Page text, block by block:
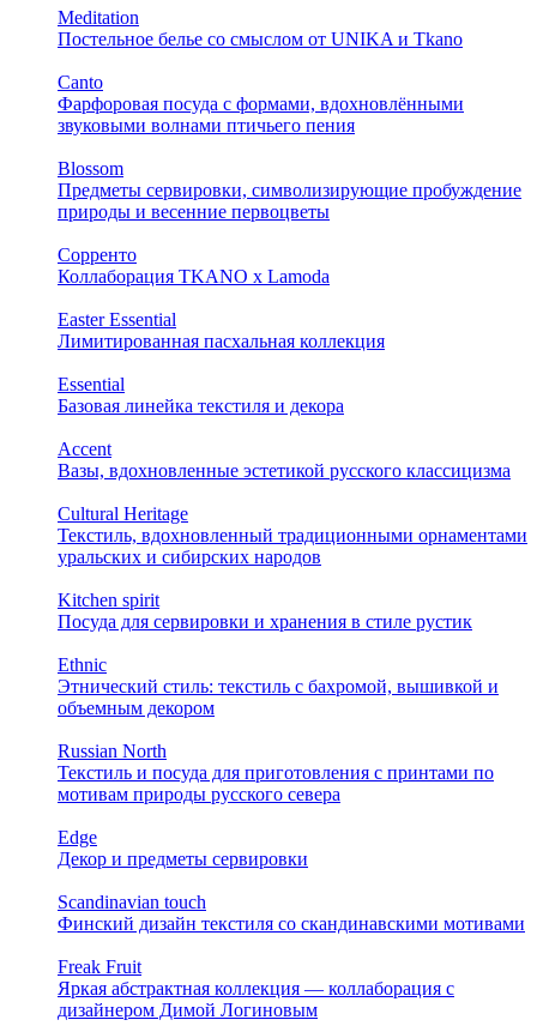
Meditation
Постельное белье со смыслом от UNIKA и Tkano
Canto
Фарфоровая посуда с формами, вдохновлёнными
звуковыми волнами птичьего пения
Blossom
Предметы сервировки, символизирующие пробуждение
природы и весенние первоцветы
Сорренто
Коллаборация TKANO х Lamoda
Easter Essential
Лимитированная пасхальная коллекция
Essential
Базовая линейка текстиля и декора
Accent
Вазы, вдохновленные эстетикой русского классицизма
Cultural Heritage
Текстиль, вдохновленный традиционными орнаментами
уральских и сибирских народов
Kitchen spirit
Посуда для сервировки и хранения в стиле рустик
Ethnic
Этнический стиль: текстиль с бахромой, вышивкой и
объемным декором
Russian North
Текстиль и посуда для приготовления с принтами по
мотивам природы русского севера
Edge
Декор и предметы сервировки
Scandinavian touch
Финский дизайн текстиля со скандинавскими мотивами
Freak Fruit
Яркая абстрактная коллекция — коллаборация с
дизайнером Димой Логиновым